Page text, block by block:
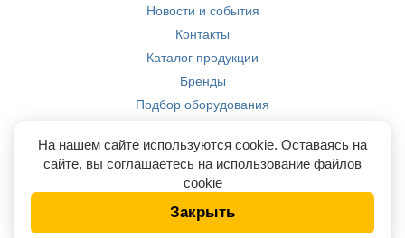
Новости и события
Контакты
Каталог продукции
Бренды
Подбор оборудования
Компетенции
На нашем сайте используются cookie. Оставаясь на
сайте, вы соглашаетесь на использование файлов
cookie
Закрыть